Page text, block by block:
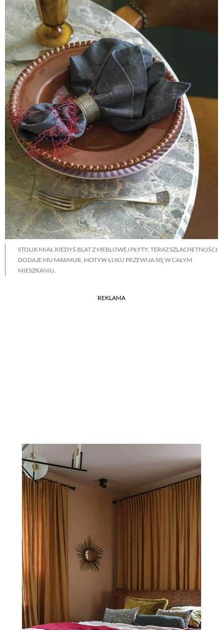
STOLIK MIAŁ KIEDYŚ BLAT Z MEBLOWEJ PŁYTY, TERAZ SZLACHETNOŚCI
DODAJE MU MARMUR. MOTYW ŁUKU PRZEWIJA SIĘ W CAŁYM
MIESZKANIU.
REKLAMA